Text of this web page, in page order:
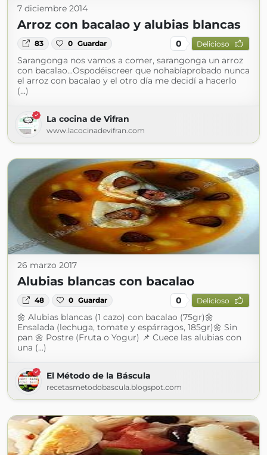
7 diciembre 2014
Arroz con bacalao y alubias blancas
83 0 Guardar 0 Delicioso
Sarangonga nos vamos a comer, sarangonga un arroz
con bacalao...Ospodéiscreer que nohabíaprobado nunca
el arroz con bacalao y el otro día me decidí a hacerlo
(...)
La cocina de Vifran
www.lacocinadevifran.com
26 marzo 2017
Alubias blancas con bacalao
48 0 Guardar 0 Delicioso
🌼 Alubias blancas (1 cazo) con bacalao (75gr)🌼
Ensalada (lechuga, tomate y espárragos, 185gr)🌼 Sin
pan 🌼 Postre (Fruta o Yogur) 📌 Cuece las alubias con
una (...)
El Método de la Báscula
recetasmetodobascula.blogspot.com